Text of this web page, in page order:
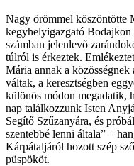
Nagy örömmel köszöntötte
kegyhelyigazgató Bodajkon
számban jelenlevő
túlról is érkeztek.
Mária annak a
váltak, a keresztségben
különös módon megadatik,
nap találkozzunk Isten
Segítő Szűzanyára, és
szentebbé lenni általa” –
Kárpátaljáról hozott szép
püspököt.